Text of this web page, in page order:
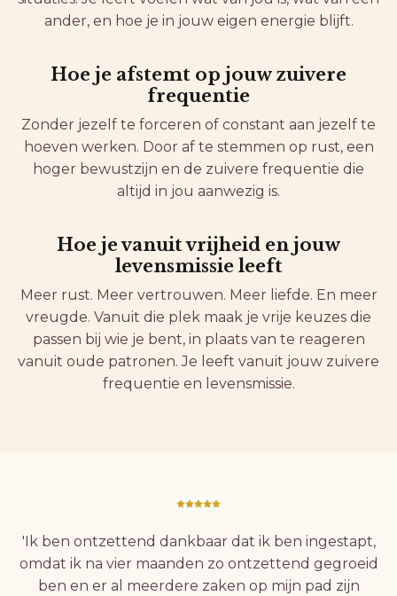
ander, en hoe je in jouw eigen energie blijft.
Hoe je afstemt op jouw zuivere
frequentie
Zonder jezelf te forceren of constant aan jezelf te
hoeven werken. Door af te stemmen op rust, een
hoger bewustzijn en de zuivere frequentie die
altijd in jou aanwezig is.
Hoe je vanuit vrijheid en jouw
levensmissie leeft
Meer rust. Meer vertrouwen. Meer liefde. En meer
vreugde. Vanuit die plek maak je vrije keuzes die
passen bij wie je bent, in plaats van te reageren
vanuit oude patronen. Je leeft vanuit jouw zuivere
frequentie en levensmissie.
'Ik ben ontzettend dankbaar dat ik ben ingestapt,
omdat ik na vier maanden zo ontzettend gegroeid
ben en er al meerdere zaken op mijn pad zijn